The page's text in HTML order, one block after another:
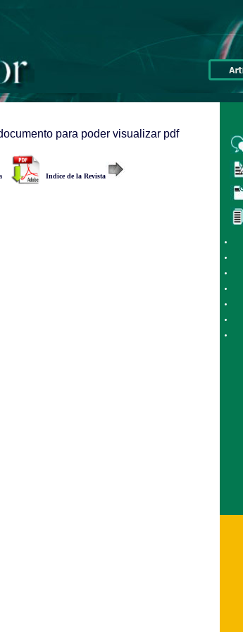
para poder visualizar pdf
Indice de la Revista